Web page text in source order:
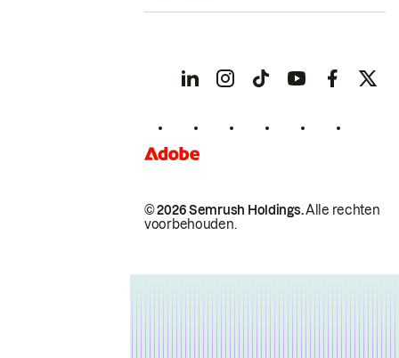
© 2026 Semrush Holdings.Alle rechten
voorbehouden.